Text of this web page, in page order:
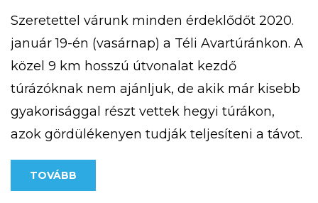
Szeretettel várunk minden érdeklődőt 2020.
január 19-én (vasárnap) a Téli Avartúránkon. A
közel 9 km hosszú útvonalat kezdő
túrázóknak nem ajánljuk, de akik már kisebb
gyakorisággal részt vettek hegyi túrákon,
azok gördülékenyen tudják teljesíteni a távot.
Túránk 10 órakor indul a Kékestetőn található
Tető Étteremtől, a részvételi díj: 500 Ft/fő A
TOVÁBB